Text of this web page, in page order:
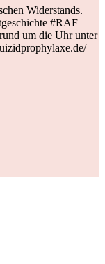
Widerstands.
#RAF
um die Uhr unter